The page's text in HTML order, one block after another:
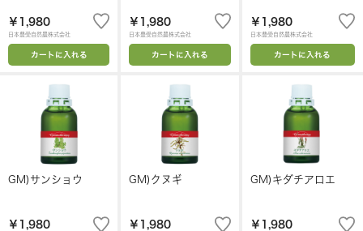
￥1,980
日本豊受自然農株式会社
カートに入れる
￥1,980
日本豊受自然農株式会社
カートに入れる
￥1,980
日本豊受自然農株式会社
カートに入れる
GM)サンショウ
￥1,980
GM)クヌギ
￥1,980
GM)キダチアロエ
￥1,980